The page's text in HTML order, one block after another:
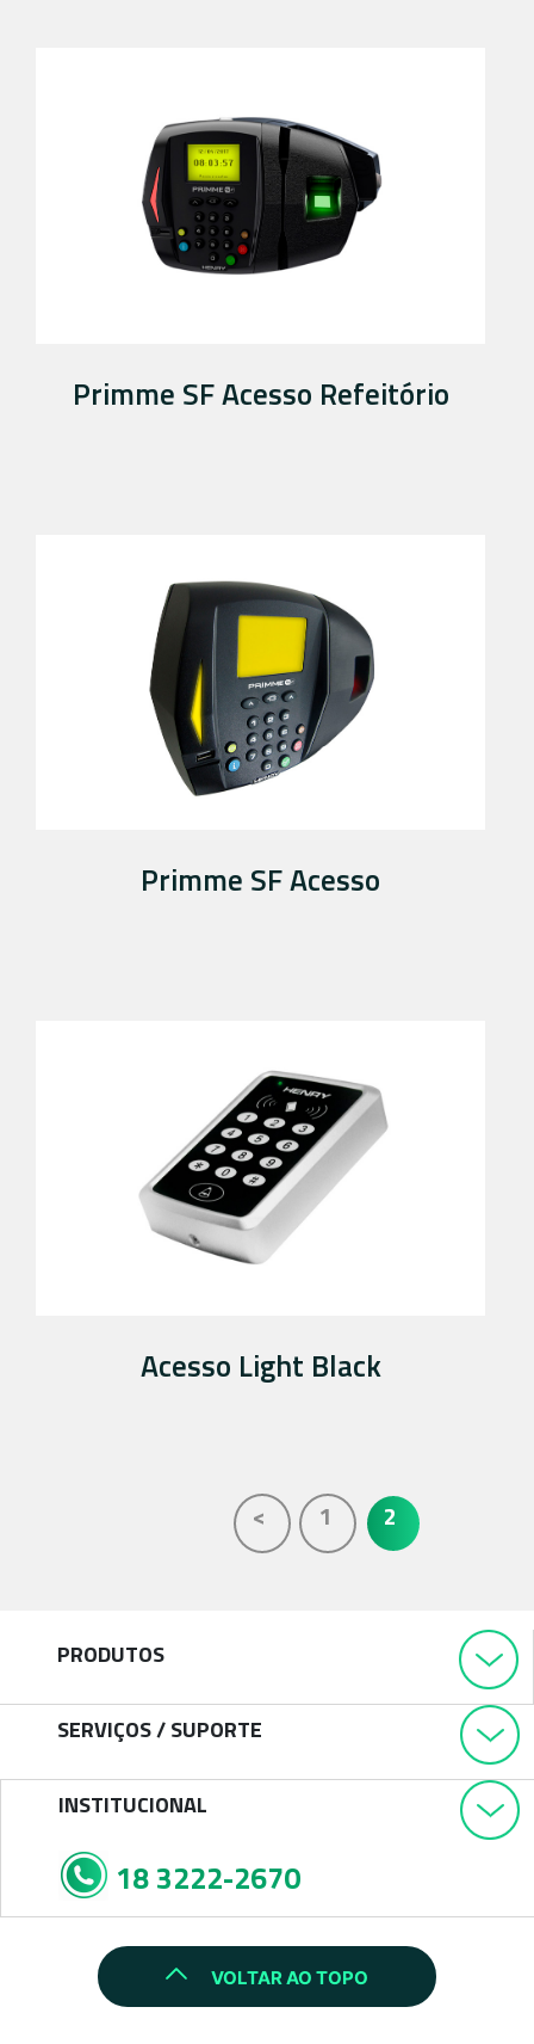
Primme SF Acesso Refeitório
Primme SF Acesso
Acesso Light Black
< 1 2
PRODUTOS
SERVIÇOS / SUPORTE
INSTITUCIONAL
18 3222-2670
VOLTAR AO TOPO